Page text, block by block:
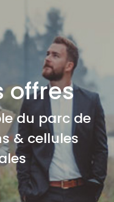
offres
du parc de
& cellules